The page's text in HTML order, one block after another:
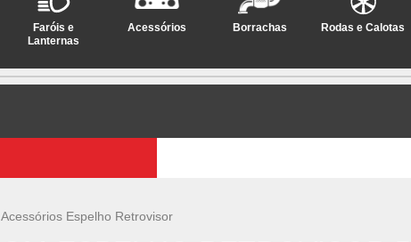
Faróis e
Lanternas
Acessórios Borrachas Rodas e Calotas
Acessórios Espelho Retrovisor